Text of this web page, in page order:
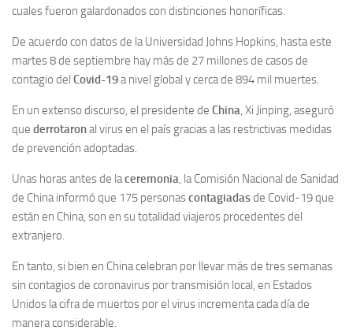
cuales fueron galardonados con distinciones honoríficas.
De acuerdo con datos de la Universidad Johns Hopkins, hasta este
martes 8 de septiembre hay más de 27 millones de casos de
contagio del Covid-19a nivel global y cerca de 894 mil muertes.
En un extenso discurso, el presidente de China, Xi Jinping, aseguró
que derrotaronal virus en el país gracias a las restrictivas medidas
de prevención adoptadas.
Unas horas antes de laceremonia, la Comisión Nacional de Sanidad
de China informó que 175 personascontagiadasde Covid-19 que
están en China, son en su totalidad viajeros procedentes del
extranjero.
En tanto, si bien en China celebran por llevar más de tres semanas
sin contagios de coronavirus por transmisión local, en Estados
Unidos la cifra de muertos por el virus incrementa cada día de
manera considerable.